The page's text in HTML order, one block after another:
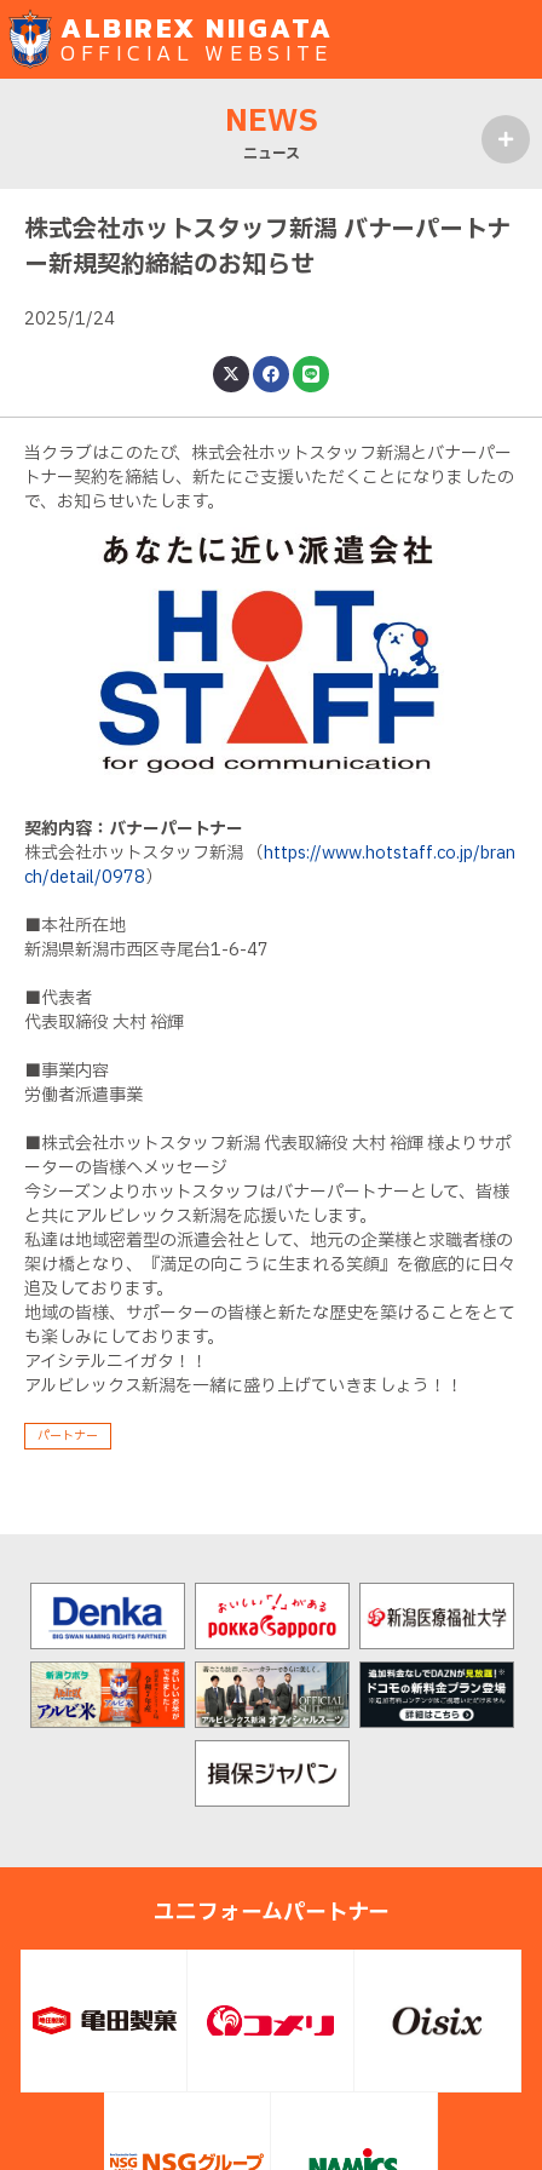
ALBIREX NIIGATA
OFFICIAL WEBSITE
NEWS
ニュース
株式会社ホットスタッフ新潟 バナーパートナ
ー新規契約締結のお知らせ
2025/1/24
当クラブはこのたび、株式会社ホットスタッフ新潟とバナーパー
トナー契約を締結し、新たにご支援いただくことになりましたの
で、お知らせいたします。
契約内容：バナーパートナー
株式会社ホットスタッフ新潟 （https://www.hotstaff.co.jp/bran
ch/detail/0978）
■本社所在地
新潟県新潟市西区寺尾台1-6-47
■代表者
代表取締役 大村 裕輝
■事業内容
労働者派遣事業
■株式会社ホットスタッフ新潟 代表取締役 大村 裕輝 様よりサポ
ーターの皆様へメッセージ
今シーズンよりホットスタッフはバナーパートナーとして、皆様
と共にアルビレックス新潟を応援いたします。
私達は地域密着型の派遣会社として、地元の企業様と求職者様の
架け橋となり、『満足の向こうに生まれる笑顔』を徹底的に日々
追及しております。
地域の皆様、サポーターの皆様と新たな歴史を築けることをとて
も楽しみにしております。
アイシテルニイガタ！！
アルビレックス新潟を一緒に盛り上げていきましょう！！
パートナー
ユニフォームパートナー